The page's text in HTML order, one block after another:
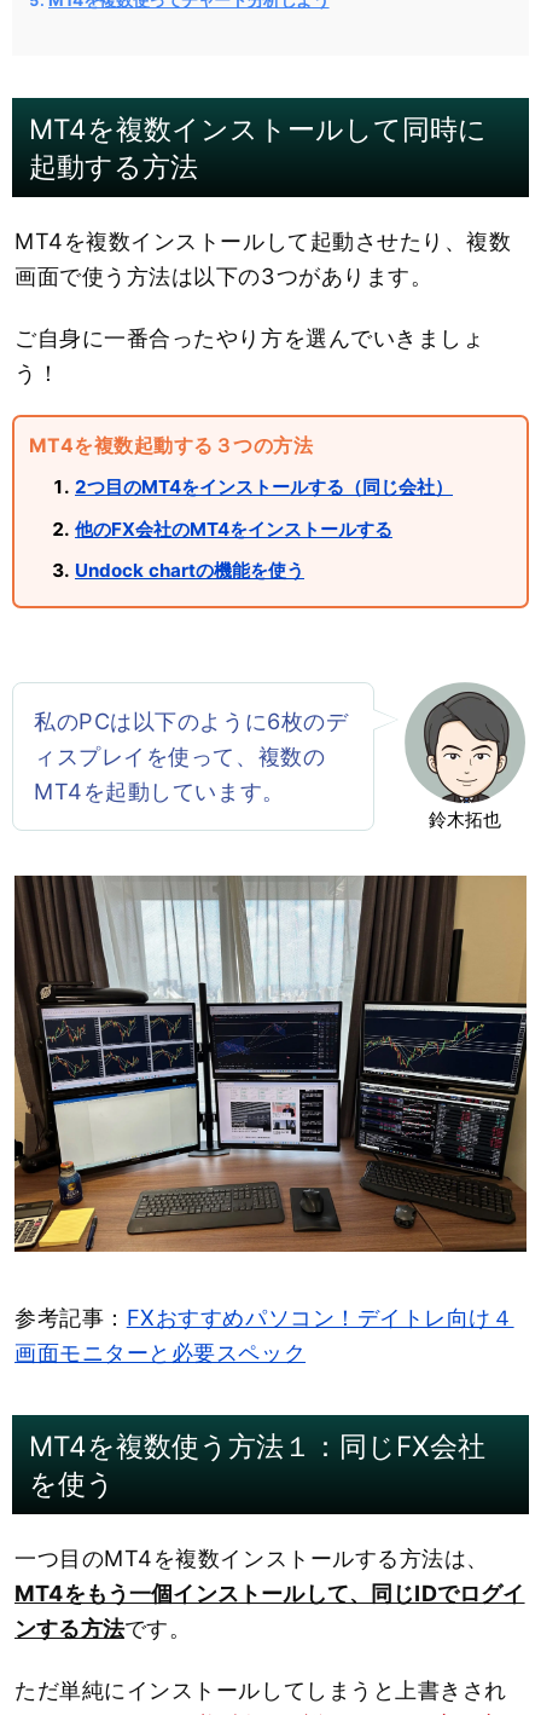
MT4を複数インストールして同時に
起動する方法
MT4を複数インストールして起動させたり、複数
画面で使う方法は以下の3つがあります。
ご自身に一番合ったやり方を選んでいきましょ
う！
MT4を複数起動する３つの方法
2つ目のMT4をインストールする（同じ会社）
他のFX会社のMT4をインストールする
Undock chartの機能を使う
鈴木拓也
私のPCは以下のように6枚のデ
ィスプレイを使って、複数の
MT4を起動しています。
参考記事： FXおすすめパソコン！デイトレ向け４
画面モニターと必要スペック
MT4を複数使う方法１：同じFX会社
を使う
一つ目のMT4を複数インストールする方法は、
MT4をもう一個インストールして、同じIDでログイ
ンする方法です。
ただ単純にインストールしてしまうと上書きされ